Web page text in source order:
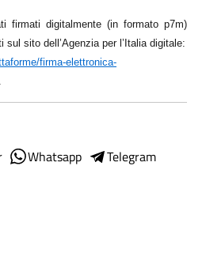
firmati digitalmente (in formato p7m)
sito dell’Agenzia per l’Italia digitale:
firma-elettronica-
.
Whatsapp
Telegram